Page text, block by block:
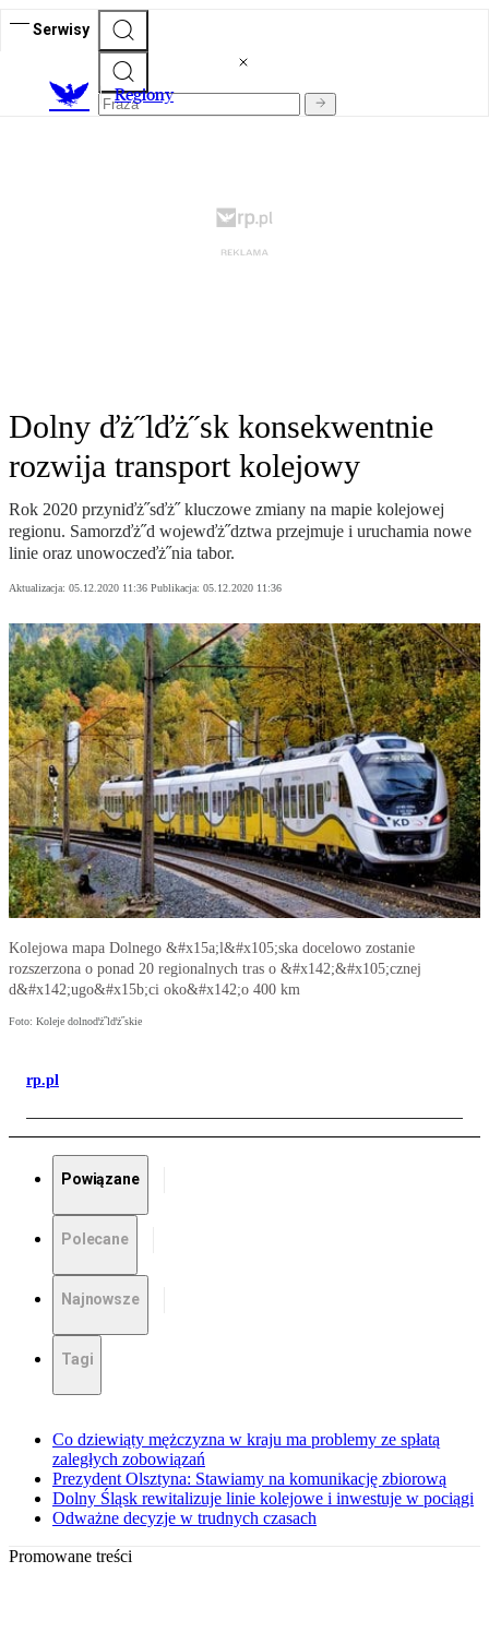
Serwisy
Regiony
Dolny ďż˝lďż˝sk konsekwentnie
rozwija transport kolejowy
Rok 2020 przyniďż˝sďż˝ kluczowe zmiany na mapie kolejowej
regionu. Samorzďż˝d wojewďż˝dztwa przejmuje i uruchamia nowe
linie oraz unowoczeďż˝nia tabor.
Aktualizacja: 05.12.2020 11:36 Publikacja: 05.12.2020 11:36
Kolejowa mapa Dolnego &#x15a;l&#x105;ska docelowo zostanie
rozszerzona o ponad 20 regionalnych tras o &#x142;&#x105;cznej
d&#x142;ugo&#x15b;ci oko&#x142;o 400 km
Foto: Koleje dolnoďż˝lďż˝skie
rp.pl
Powiązane
Polecane
Najnowsze
Tagi
Co dziewiąty mężczyzna w kraju ma problemy ze spłatą
zaległych zobowiązań
Prezydent Olsztyna: Stawiamy na komunikację zbiorową
Dolny Śląsk rewitalizuje linie kolejowe i inwestuje w pociągi
Odważne decyzje w trudnych czasach
Promowane treści